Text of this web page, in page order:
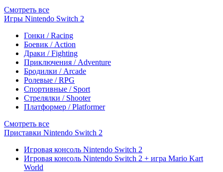
Смотреть все
Игры Nintendo Switch 2
Гонки / Racing
Боевик / Action
Драки / Fighting
Приключения / Adventure
Бродилки / Arcade
Ролевые / RPG
Спортивные / Sport
Стрелялки / Shooter
Платформер / Platformer
Смотреть все
Приставки Nintendo Switch 2
Игровая консоль Nintendo Switch 2
Игровая консоль Nintendo Switch 2 + игра Mario Kart
World